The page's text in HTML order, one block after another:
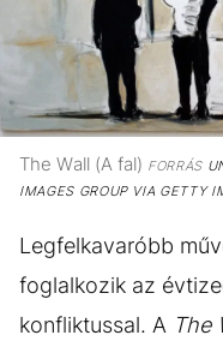
The Wall (A fal) FORRÁS
IMAGES GROUP VIA GETTY
Legfelkavaróbb
foglalkozik az
konfliktussal. A The